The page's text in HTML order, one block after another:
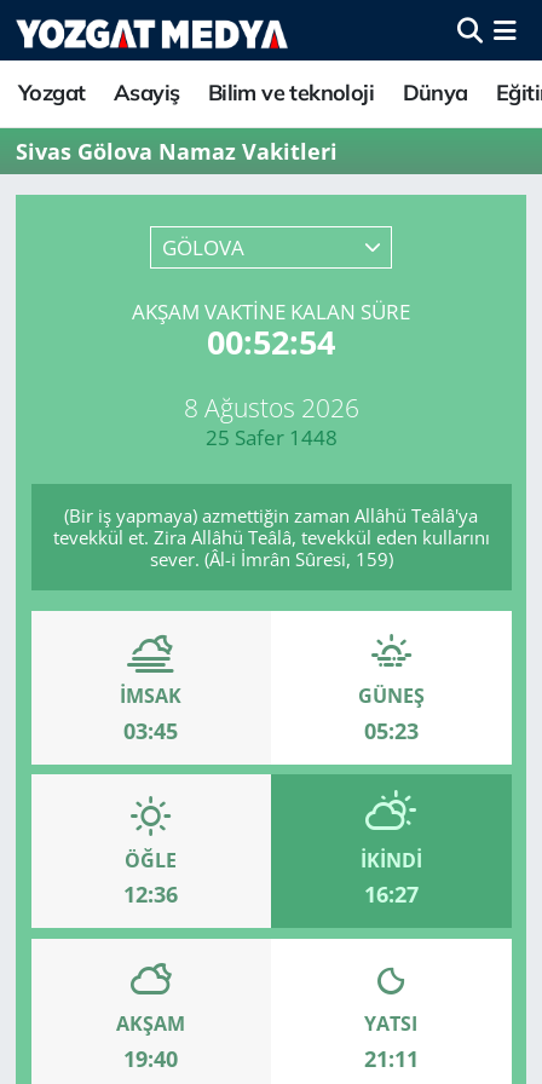
Yozgat Asayiş Bilim ve teknoloji Dünya
Sivas Gölova Namaz Vakitleri
GÖLOVA
AKŞAM VAKTINE KALAN SÜRE
00:52:54
8 Ağustos 2026
25 Safer 1448
(Bir iş yapmaya) azmettiğin zaman Allâhü Teâlâ'ya
tevekkül et. Zira Allâhü Teâlâ, tevekkül eden kullarını
sever. (Âl-i İmrân Sûresi, 159)
İMSAK
03:45
GÜNEŞ
05:23
ÖĞLE
12:36
İKINDI
16:27
AKŞAM
19:40
YATSI
21:11